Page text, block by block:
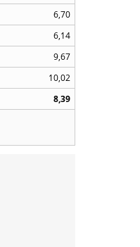
6,70
6,14
9,67
10,02
8,39